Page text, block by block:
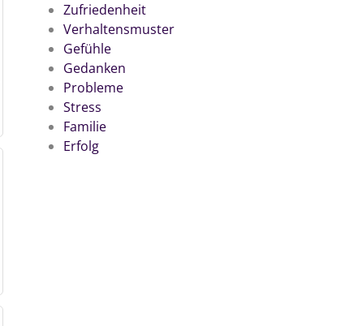
Zufriedenheit
Verhaltensmuster
Gefühle
Gedanken
Probleme
Stress
Familie
Erfolg